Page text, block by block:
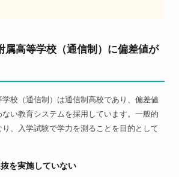
属高等学校（通信制）に偏差値が
校（通信制）は通信制高校であり、偏差値
い教育システムを採用しています。一般的
、入学試験で学力を測ることを目的として
を実施していない